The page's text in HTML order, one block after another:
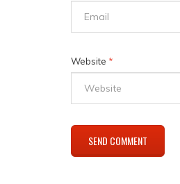
Website *